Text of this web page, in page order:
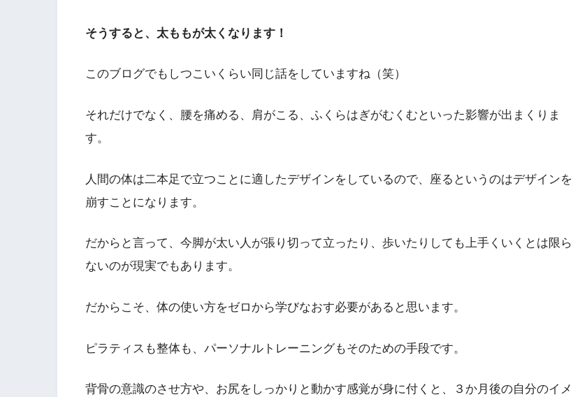
そうすると、太ももが太くなります！
このブログでもしつこいくらい同じ話をしていますね（笑）
それだけでなく、腰を痛める、肩がこる、ふくらはぎがむくむといった影響が出まくりま
す。
人間の体は二本足で立つことに適したデザインをしているので、座るというのはデザインを
崩すことになります。
だからと言って、今脚が太い人が張り切って立ったり、歩いたりしても上手くいくとは限ら
ないのが現実でもあります。
だからこそ、体の使い方をゼロから学びなおす必要があると思います。
ピラティスも整体も、パーソナルトレーニングもそのための手段です。
背骨の意識のさせ方や、お尻をしっかりと動かす感覚が身に付くと、３か月後の自分のイメ